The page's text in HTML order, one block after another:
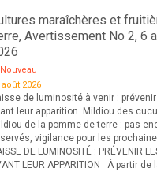
maraîchères et
Avertissement No 2, 6
Nouveau
août 2026
de luminosité à venir :
leur apparition. Mildiou des
de la pomme de terre : pas
vigilance pour les
DE LUMINOSITÉ : PRÉVENIR
LEUR APPARITION À partir de